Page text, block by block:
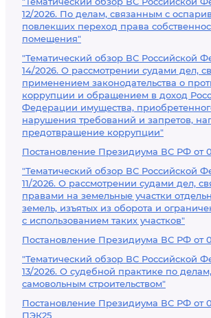
12/2026. По делам, связанным с
повлекших переход права
помещения"
"Тематический обзор ВС Российской
14/2026. О рассмотрении судами дел,
применением законодательства о
коррупции и обращением в доход
Федерации имущества,
нарушения требований и запретов,
предотвращение коррупции"
Постановление Президиума ВС РФ от
"Тематический обзор ВС Российской
11/2026. О рассмотрении судами дел,
правами на земельные участки
земель, изъятых из оборота и
с использованием таких участков"
Постановление Президиума ВС РФ от
"Тематический обзор ВС Российской
13/2026. О судебной практике по
самовольным строительством"
Постановление Президиума ВС РФ от
ПЭК25